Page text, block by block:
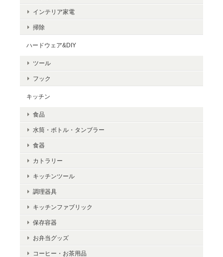
インテリア家電
掃除
ハードウェア&DIY
ツール
フック
キッチン
食品
水筒・ボトル・タンブラー
食器
カトラリー
キッチンツール
調理器具
キッチンファブリック
保存容器
お弁当グッズ
コーヒー・お茶用品